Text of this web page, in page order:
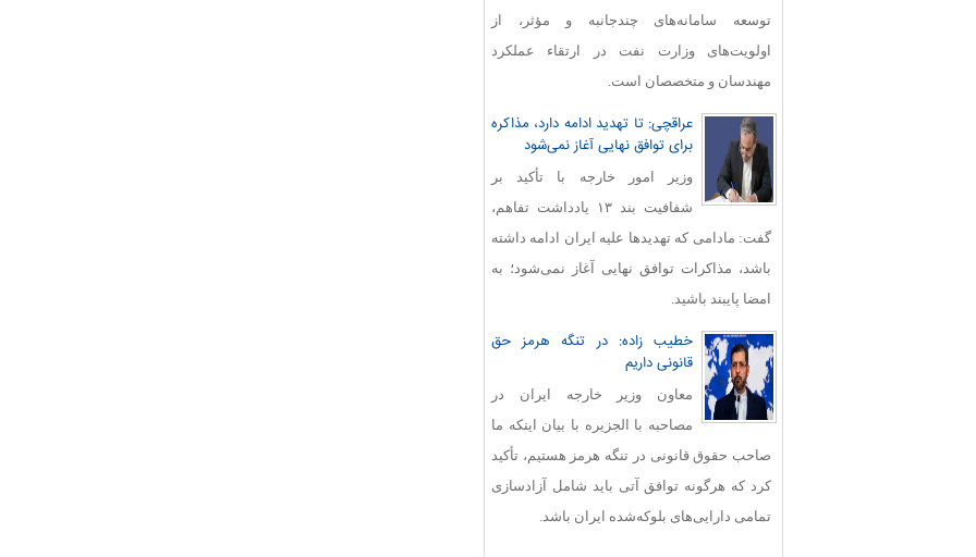
توسعه سامانه‌های چندجانبه و مؤثر، از
اولویت‌های وزارت نفت در ارتقاء عملکرد
مهندسان و متخصصان است.
عراقچی: تا تهدید ادامه دارد، مذاکره
برای توافق نهایی آغاز نمی‌شود
وزیر امور خارجه با تأکید بر
شفافیت بند ۱۳ یادداشت تفاهم،
گفت: مادامی که تهدیدها علیه ایران ادامه داشته
باشد، مذاکرات توافق نهایی آغاز نمی‌شود؛ به
امضا پایبند باشید.
خطیب زاده: در تنگه هرمز حق
قانونی داریم
معاون وزیر خارجه ایران در
مصاحبه با الجزیره با بیان اینکه ما
صاحب حقوق قانونی در تنگه هرمز هستیم، تأکید
کرد که هرگونه توافق آتی باید شامل آزادسازی
تمامی دارایی‌های بلوکه‌شده ایران باشد.